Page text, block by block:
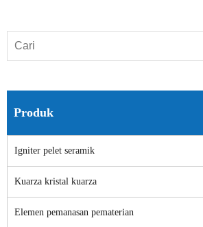
Produk
Igniter pelet seramik
Kuarza kristal kuarza
Elemen pemanasan pematerian